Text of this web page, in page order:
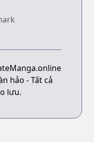
hảo - Tất cả
lưu.